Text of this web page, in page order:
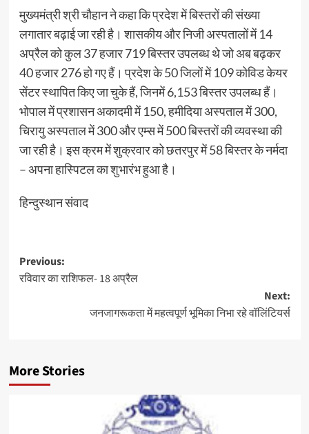
मुख्यमंत्री श्री चौहान ने कहा कि प्रदेश में बिस्तरों की संख्या
लगातार बढ़ाई जा रही है। शासकीय और निजी अस्पतालों में 14
अप्रैल को कुल 37 हजार 719 बिस्तर उपलब्ध थे जो अब बढ़कर
40 हजार 276 हो गए हैं। प्रदेश के 50 जिलों में 109 कोविड केयर
सेंटर स्थापित किए जा चुके हैं, जिनमें 6,153 बिस्तर उपलब्ध हैं।
भोपाल में प्रशासन अकादमी में 150, हमीदिया अस्पताल में 300,
चिरायु अस्पताल में 300 और एम्स में 500 बिस्तरों की व्यवस्था की
जा रही है। इस क्रम में शुक्रवार को छतरपुर में 58 बिस्तर के नर्मदा
– अपना हास्पिटल का शुभारंभ हुआ है।
हिन्दुस्थान संवाद
Post
navigation
Previous:
रविवार का राशिफल- 18 अप्रैल
Next:
जनजागरूकता में महत्वपूर्ण भूमिका निभा रहे वॉलिंटियर्स
More Stories